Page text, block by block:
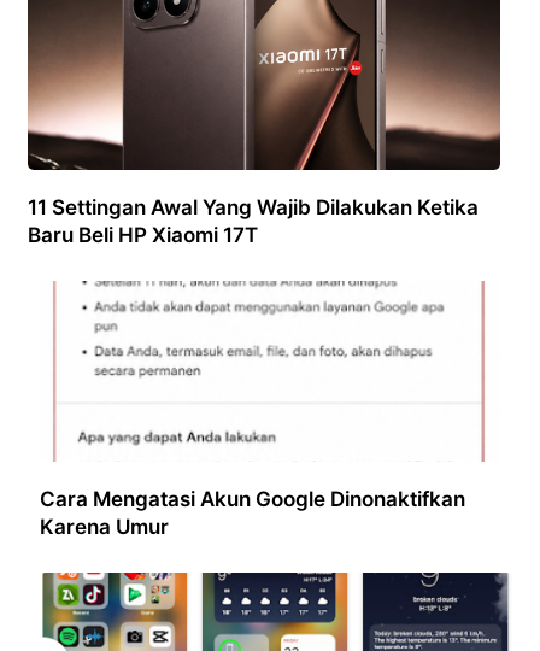
11 Settingan Awal Yang Wajib Dilakukan Ketika
Baru Beli HP Xiaomi 17T
Cara Mengatasi Akun Google Dinonaktifkan
Karena Umur